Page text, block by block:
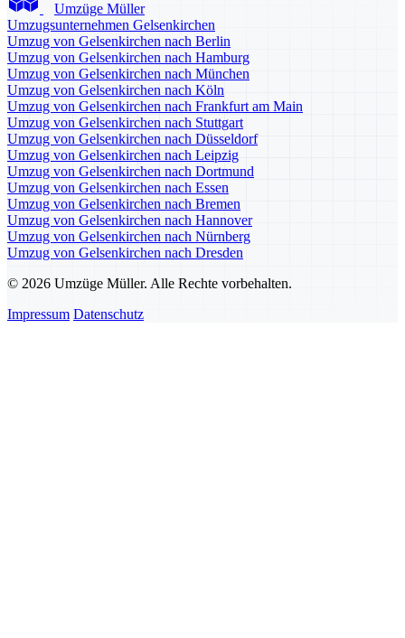
Umzüge Müller
Umzugsunternehmen Gelsenkirchen
Umzug von Gelsenkirchen nach Berlin
Umzug von Gelsenkirchen nach Hamburg
Umzug von Gelsenkirchen nach München
Umzug von Gelsenkirchen nach Köln
Umzug von Gelsenkirchen nach Frankfurt am Main
Umzug von Gelsenkirchen nach Stuttgart
Umzug von Gelsenkirchen nach Düsseldorf
Umzug von Gelsenkirchen nach Leipzig
Umzug von Gelsenkirchen nach Dortmund
Umzug von Gelsenkirchen nach Essen
Umzug von Gelsenkirchen nach Bremen
Umzug von Gelsenkirchen nach Hannover
Umzug von Gelsenkirchen nach Nürnberg
Umzug von Gelsenkirchen nach Dresden
© 2026 Umzüge Müller. Alle Rechte vorbehalten.
Impressum Datenschutz